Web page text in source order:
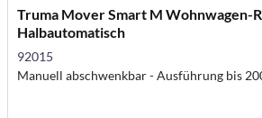
Truma Mover Smart M Wohnwagen-
Halbautomatisch
92015
Manuell abschwenkbar - Ausführung bis